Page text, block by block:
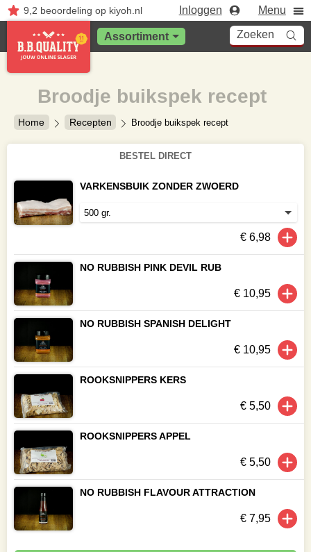
9,2 beoordelingop kiyoh.nl Inloggen Menu
Assortiment Zoeken
Home Recepten Broodje buikspek recept
Broodje buikspek recept
BESTEL DIRECT
VARKENSBUIK ZONDER ZWOERD
€ 6,98
NO RUBBISH PINK DEVIL RUB
€ 10,95
NO RUBBISH SPANISH DELIGHT
€ 10,95
ROOKSNIPPERS KERS
€ 5,50
ROOKSNIPPERS APPEL
€ 5,50
NO RUBBISH FLAVOUR ATTRACTION
€ 7,95